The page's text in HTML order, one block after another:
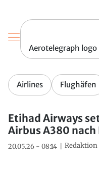
Aerotelegraph logo
Airlines Flughäfen
Etihad Airways
Airbus A380 nach
20.05.26 - 08:14 Redaktion